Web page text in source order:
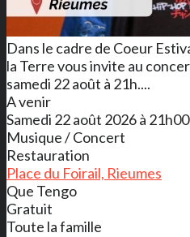
Dans le cadre de Coeur
la Terre vous invite au
samedi 22 août à 21h....
A venir
Samedi 22 août 2026 à 21h00
Musique / Concert
Restauration
Place du Foirail, Rieumes
Que Tengo
Gratuit
Toute la famille